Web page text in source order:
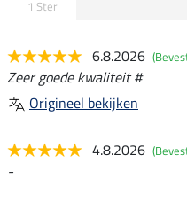
1 Ster
6.8.2026
Zeer goede kwaliteit #
Origineel bekijken
4.8.2026
-